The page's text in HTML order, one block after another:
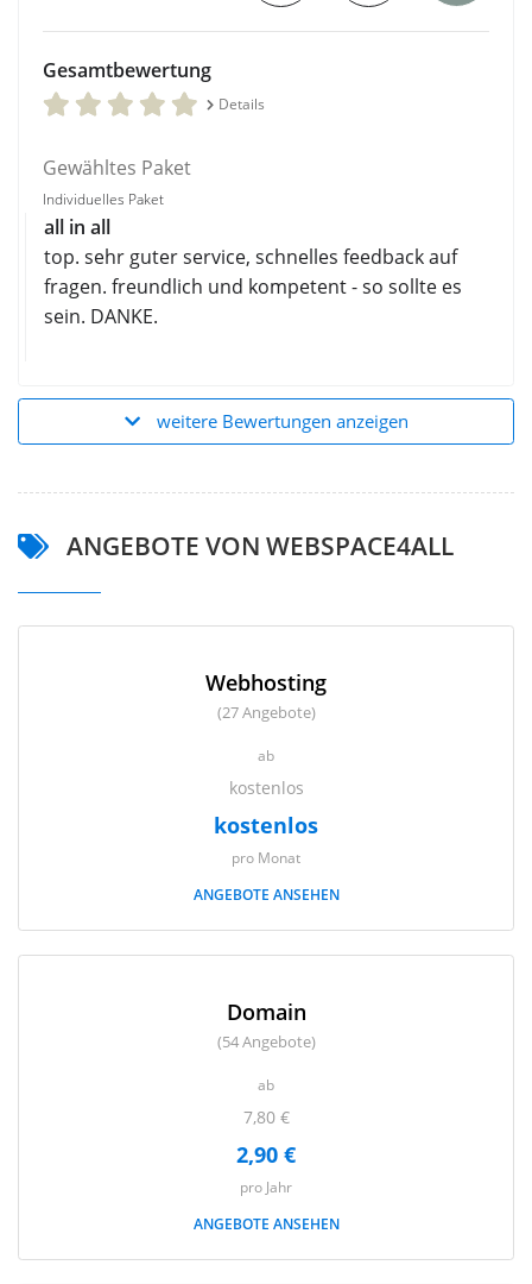
Gesamtbewertung
Details
Gewähltes Paket
Individuelles Paket
all in all
top. sehr guter service, schnelles feedback auf
fragen. freundlich und kompetent - so sollte es
sein. DANKE.
weitere Bewertungen anzeigen
ANGEBOTE VON WEBSPACE4ALL
Webhosting
(27 Angebote)
ab
kostenlos
kostenlos
pro Monat
ANGEBOTE ANSEHEN
Domain
(54 Angebote)
ab
7,80 €
2,90 €
pro Jahr
ANGEBOTE ANSEHEN